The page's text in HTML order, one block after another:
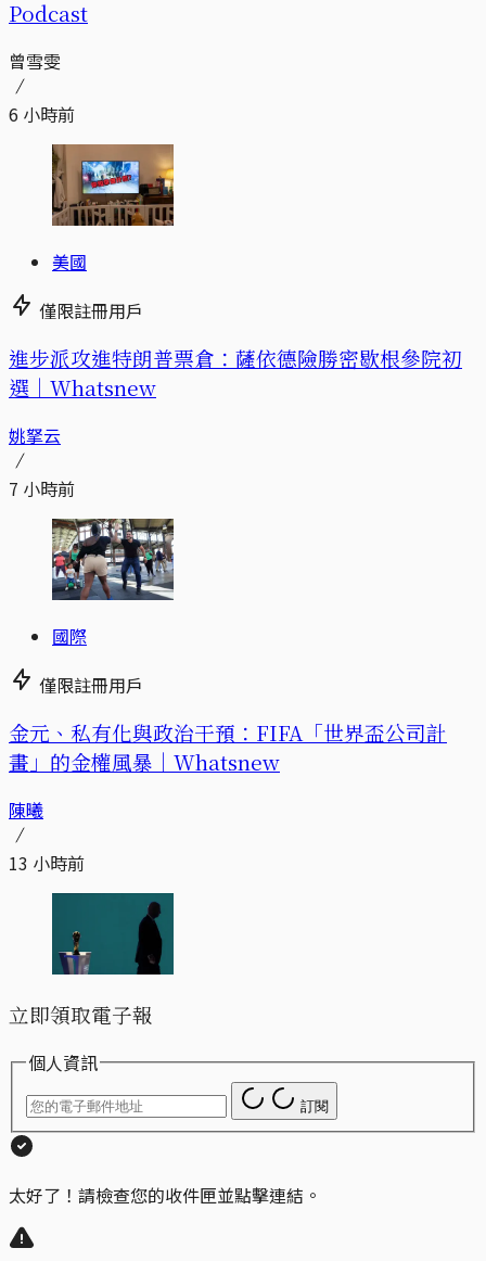
Podcast
曾雪雯
6 小時前
美國
僅限註冊用戶
進步派攻進特朗普票倉：薩依德險勝密歇根參院初
選｜Whatsnew
姚拏云
7 小時前
國際
僅限註冊用戶
金元、私有化與政治干預：FIFA「世界盃公司計
畫」的金權風暴｜Whatsnew
陳曦
13 小時前
立即領取電子報
個人資訊
訂閱
太好了！請檢查您的收件匣並點擊連結。